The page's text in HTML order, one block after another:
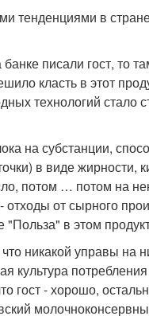
тенденциями в
писали гост, то
класть в этот
технологий стало
на субстанции,
в виде жирности,
потом … потом на
от сырного
в этом
никакой управы на
культура
гост - хорошо,